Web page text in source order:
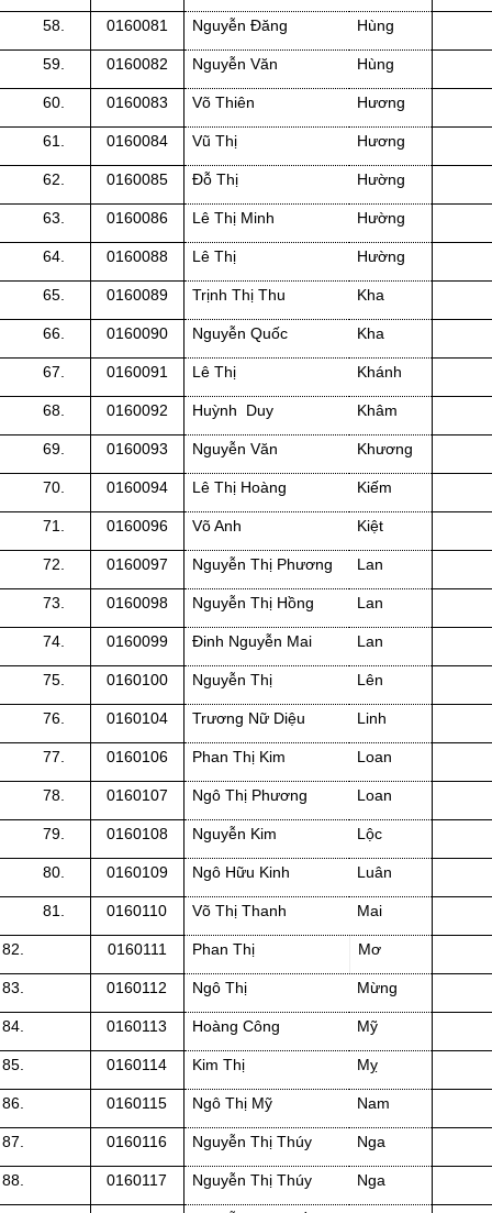
58. 0160081 Nguyễn Đăng Hùng
59. 0160082 Nguyễn Văn Hùng
60. 0160083 Võ Thiên Hương
61. 0160084 Vũ Thị Hương
62. 0160085 Đỗ Thị Hường
63. 0160086 Lê Thị Minh Hường
64. 0160088 Lê Thị Hường
65. 0160089 Trịnh Thị Thu Kha
66. 0160090 Nguyễn Quốc Kha
67. 0160091 Lê Thị Khánh
68. 0160092 Huỳnh Duy Khâm
69. 0160093 Nguyễn Văn Khương
70. 0160094 Lê Thị Hoàng Kiếm
71. 0160096 Võ Anh Kiệt
72. 0160097 Nguyễn Thị Phương Lan
73. 0160098 Nguyễn Thị Hồng Lan
74. 0160099 Đinh Nguyễn Mai Lan
75. 0160100 Nguyễn Thị Lên
76. 0160104 Trương Nữ Diệu Linh
77. 0160106 Phan Thị Kim Loan
78. 0160107 Ngô Thị Phương Loan
79. 0160108 Nguyễn Kim Lộc
80. 0160109 Ngô Hữu Kinh Luân
81. 0160110 Võ Thị Thanh Mai
82. 0160111 Phan Thị Mơ
83. 0160112 Ngô Thị Mừng
84. 0160113 Hoàng Công Mỹ
85. 0160114 Kim Thị Mỵ
86. 0160115 Ngô Thị Mỹ Nam
87. 0160116 Nguyễn Thị Thúy Nga
88. 0160117 Nguyễn Thị Thúy Nga